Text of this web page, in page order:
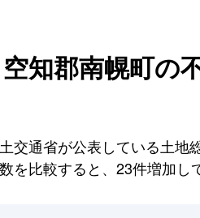
空知郡南幌町の
交通省が公表している土地
を比較すると、23件増加し